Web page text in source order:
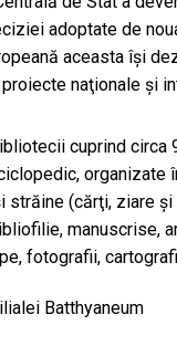
adoptate de
aceasta îşi
naţionale şi
cuprind circa
organizate
străine (cărţi, ziare
manuscrise,
fotografii,
Batthyaneum